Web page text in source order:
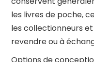
les livres de poche,
les collectionneurs
revendre ou à